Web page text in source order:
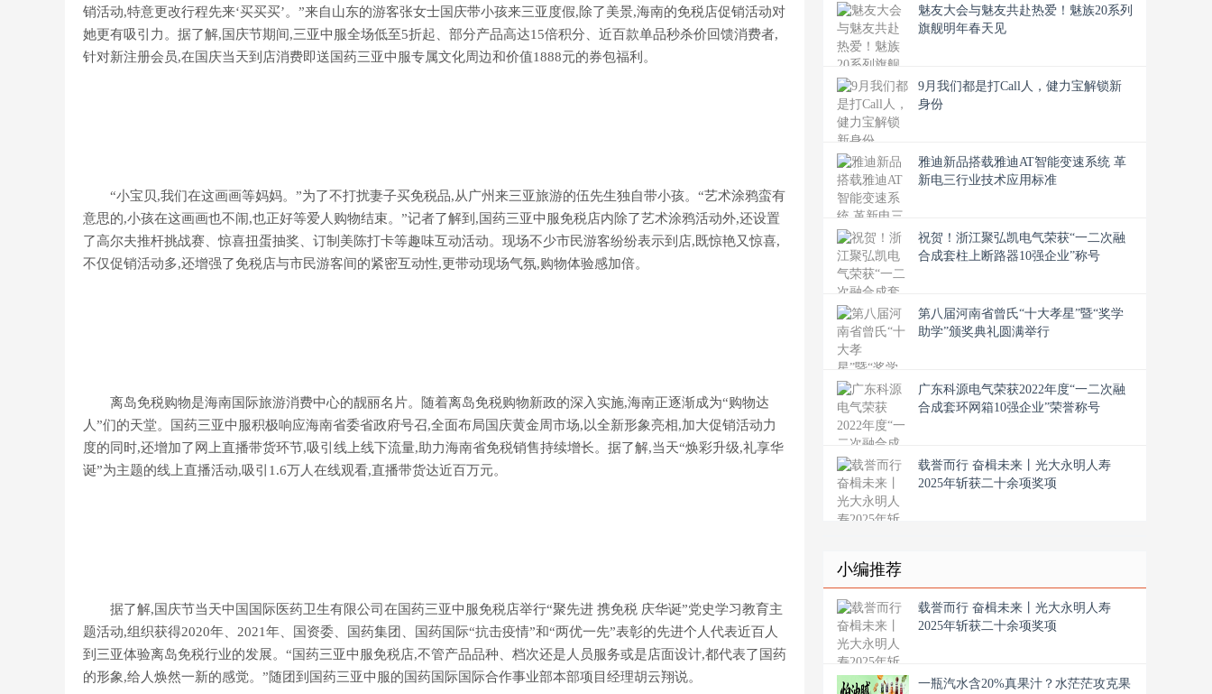
销活动,特意更改行程先来‘买买买’。”来自山东的游客张女士国庆带小孩来三亚度假,除了美景,海南的免税店促销活动对
她更有吸引力。据了解,国庆节期间,三亚中服全场低至5折起、部分产品高达15倍积分、近百款单品秒杀价回馈消费者,
针对新注册会员,在国庆当天到店消费即送国药三亚中服专属文化周边和价值1888元的券包福利。
“小宝贝,我们在这画画等妈妈。”为了不打扰妻子买免税品,从广州来三亚旅游的伍先生独自带小孩。“艺术涂鸦蛮有
意思的,小孩在这画画也不闹,也正好等爱人购物结束。”记者了解到,国药三亚中服免税店内除了艺术涂鸦活动外,还设置
了高尔夫推杆挑战赛、惊喜扭蛋抽奖、订制美陈打卡等趣味互动活动。现场不少市民游客纷纷表示到店,既惊艳又惊喜,
不仅促销活动多,还增强了免税店与市民游客间的紧密互动性,更带动现场气氛,购物体验感加倍。
离岛免税购物是海南国际旅游消费中心的靓丽名片。随着离岛免税购物新政的深入实施,海南正逐渐成为“购物达
人”们的天堂。国药三亚中服积极响应海南省委省政府号召,全面布局国庆黄金周市场,以全新形象亮相,加大促销活动力
度的同时,还增加了网上直播带货环节,吸引线上线下流量,助力海南省免税销售持续增长。据了解,当天“焕彩升级,礼享华
诞”为主题的线上直播活动,吸引1.6万人在线观看,直播带货达近百万元。
据了解,国庆节当天中国国际医药卫生有限公司在国药三亚中服免税店举行“聚先进 携免税 庆华诞”党史学习教育主
题活动,组织获得2020年、2021年、国资委、国药集团、国药国际“抗击疫情”和“两优一先”表彰的先进个人代表近百人
到三亚体验离岛免税行业的发展。“国药三亚中服免税店,不管产品品种、档次还是人员服务或是店面设计,都代表了国药
的形象,给人焕然一新的感觉。”随团到国药三亚中服的国药国际国际合作事业部本部项目经理胡云翔说。
魅友大会与魅友共赴热爱！魅族20系列
旗舰明年春天见
9月我们都是打Call人，健力宝解锁新
身份
雅迪新品搭载雅迪AT智能变速系统 革
新电三行业技术应用标准
祝贺！浙江聚弘凯电气荣获“一二次融
合成套柱上断路器10强企业”称号
第八届河南省曾氏“十大孝星”暨“奖学
助学”颁奖典礼圆满举行
广东科源电气荣获2022年度“一二次融
合成套环网箱10强企业”荣誉称号
载誉而行 奋楫未来丨光大永明人寿
2025年斩获二十余项奖项
小编推荐
载誉而行 奋楫未来丨光大永明人寿
2025年斩获二十余项奖项
一瓶汽水含20%真果汁？水茫茫攻克果